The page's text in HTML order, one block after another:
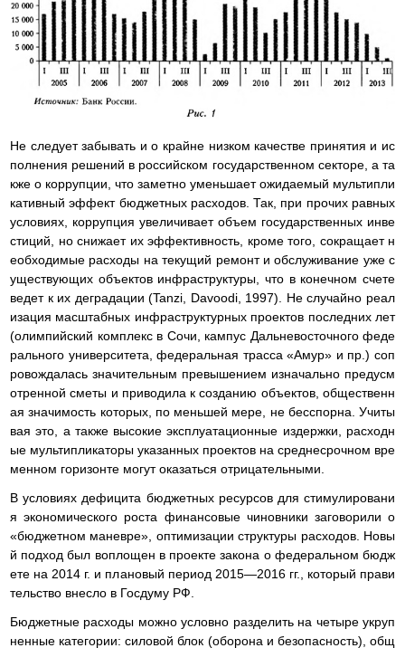
Не следует забывать и о крайне низком качестве принятия и ис
полнения решений в российском государственном секторе, а та
кже о коррупции, что заметно уменьшает ожидаемый мультипли
кативный эффект бюджетных расходов. Так, при прочих равных
условиях, коррупция увеличивает объем государственных инве
стиций, но снижает их эффективность, кроме того, сокращает н
еобходимые расходы на текущий ремонт и обслуживание уже с
уществующих объектов инфраструктуры, что в конечном счете
ведет к их деградации (Tanzi, Davoodi, 1997). Не случайно реал
изация масштабных инфраструктурных проектов последних лет
(олимпийский комплекс в Сочи, кампус Дальневосточного феде
рального университета, федеральная трасса «Амур» и пр.) соп
ровождалась значительным превышением изначально предусм
отренной сметы и приводила к созданию объектов, общественн
ая значимость которых, по меньшей мере, не бесспорна. Учиты
вая это, а также высокие эксплуатационные издержки, расходн
ые мультипликаторы указанных проектов на среднесрочном вре
менном горизонте могут оказаться отрицательными.
В условиях дефицита бюджетных ресурсов для стимулировани
я экономического роста финансовые чиновники заговорили о
«бюджетном маневре», оптимизации структуры расходов. Новы
й подход был воплощен в проекте закона о федеральном бюдж
ете на 2014 г. и плановый период 2015—2016 гг., который прави
тельство внесло в Госдуму РФ.
Бюджетные расходы можно условно разделить на четыре укруп
ненные категории: силовой блок (оборона и безопасность), общ